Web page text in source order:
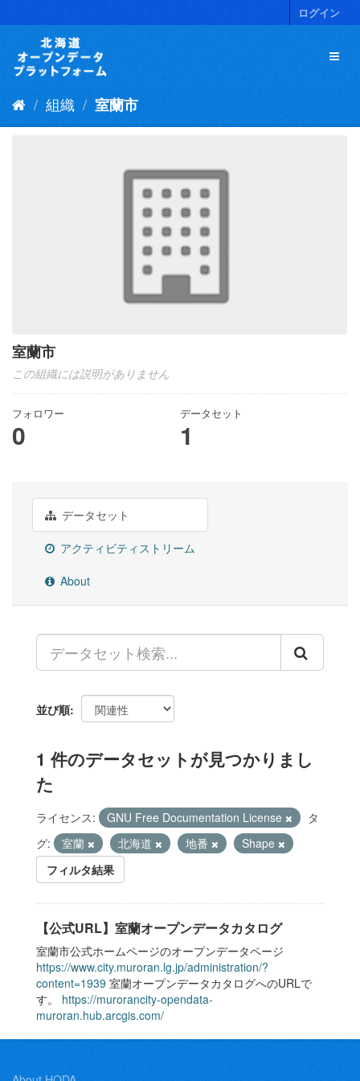
キ
ログイン
組織 室蘭市
室蘭市
この組織には説明がありません
フォロワー
0
データセット
1
データセット
アクティビティストリーム
About
並び順
1 件のデータセットが見つかりまし
た
ライセンス: GNU Free Documentation License
タ
グ:
室蘭 北海道 地番
Shape
フィルタ結果
【公式URL】室蘭オープンデータカタログ
室蘭市公式ホームページのオープンデータページ
https://www.city.muroran.lg.jp/administration/?
content=1939 室蘭オープンデータカタログへのURLで
す。 https://murorancity-opendata-
muroran.hub.arcgis.com/